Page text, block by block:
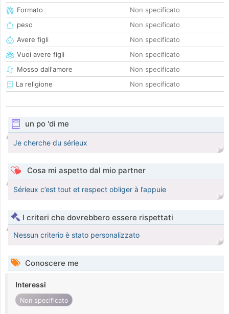
Formato
Non specificato
peso
Non specificato
Avere figli
Non specificato
Vuoi avere figli
Non specificato
Mosso dall'amore
Non specificato
La religione
Non specificato
un po 'di me
Je cherche du sérieux
Cosa mi aspetto dal mio partner
Sérieux c’est tout et respect obliger à l’appuie
I criteri che dovrebbero essere rispettati
Nessun criterio è stato personalizzato
Conoscere me
Interessi
Non specificato